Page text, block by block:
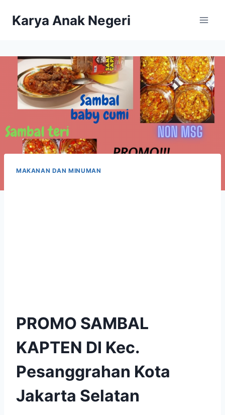
Karya Anak Negeri
MAKANAN DAN MINUMAN
PROMO SAMBAL
KAPTEN DI Kec.
Pesanggrahan Kota
Jakarta Selatan